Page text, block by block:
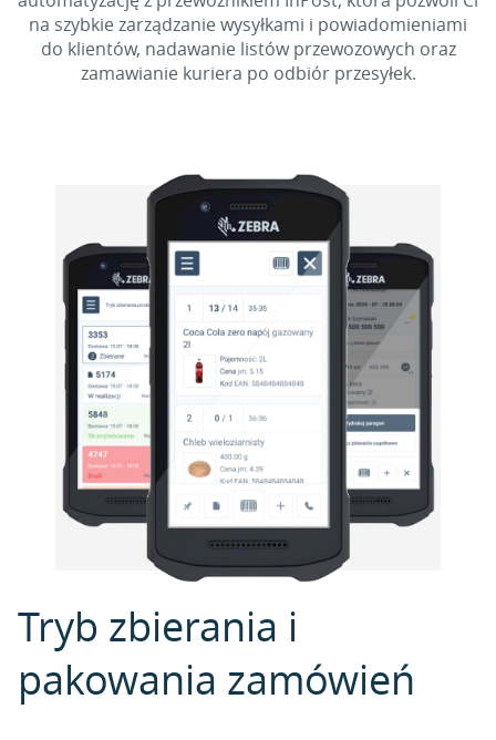
na szybkie zarządzanie wysyłkami i powiadomieniami
do klientów, nadawanie listów przewozowych oraz
zamawianie kuriera po odbiór przesyłek.
Tryb zbierania i
pakowania zamówień